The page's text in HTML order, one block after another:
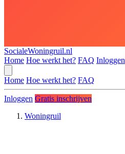
SocialeWoningruil.nl
Home Hoe werkt het? FAQ Inloggen
Home Hoe werkt het? FAQ
Inloggen Gratis inschrijven
Woningruil